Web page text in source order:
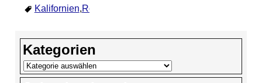
Kalifornien,Route 66
Kategorien